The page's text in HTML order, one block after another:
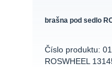
brašna pod sedlo
Číslo produktu:
ROSWHEEL